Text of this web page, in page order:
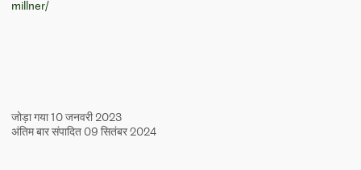
millner/
जोड़ा गया 10 जनवरी 2023
अंतिम बार संपादित 09 सितंबर 2024